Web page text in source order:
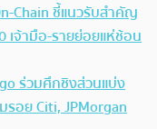
Chain ชี้แนวรับสำคัญ
เจ้ามือ-รายย่อยแห่ช้อน
ร่วมศึกชิงส่วนแบ่ง
รอย Citi, JPMorgan